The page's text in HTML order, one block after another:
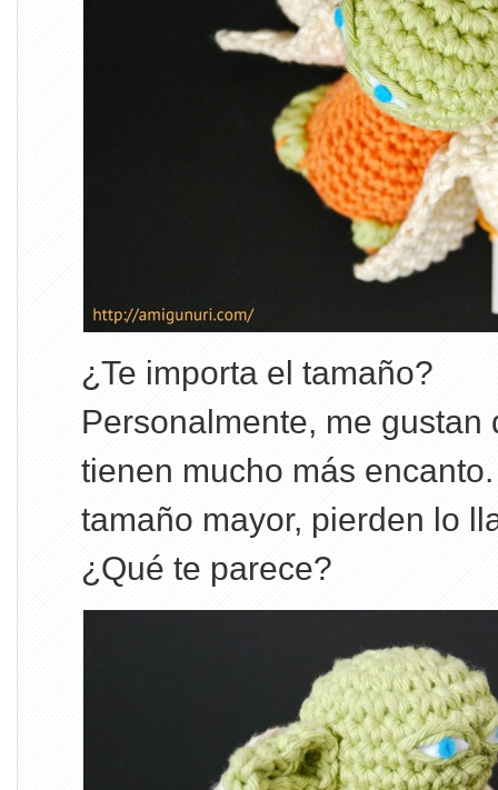
¿Te importa el tamaño?
Personalmente, me gustan
tienen mucho más
tamaño mayor, pierden lo
¿Qué te parece?